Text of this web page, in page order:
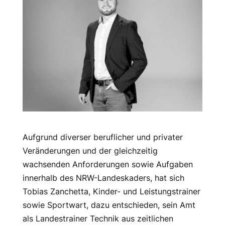
Aufgrund diverser beruflicher und privater
Veränderungen und der gleichzeitig
wachsenden Anforderungen sowie Aufgaben
innerhalb des NRW-Landeskaders, hat sich
Tobias Zanchetta, Kinder- und Leistungstrainer
sowie Sportwart, dazu entschieden, sein Amt
als Landestrainer Technik aus zeitlichen